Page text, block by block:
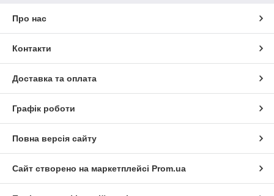
Про нас
Контакти
Доставка та оплата
Графік роботи
Повна версія сайту
Сайт створено на маркетплейсі Prom.ua